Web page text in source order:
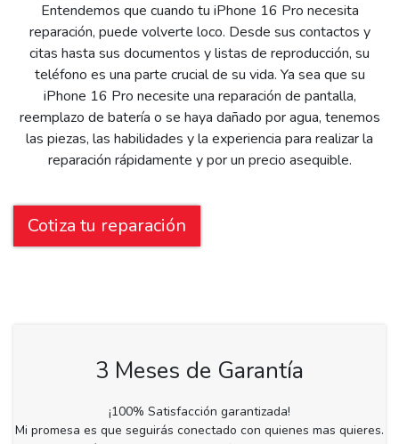
Entendemos que cuando tu iPhone 16 Pro necesita
reparación, puede volverte loco. Desde sus contactos y
citas hasta sus documentos y listas de reproducción, su
teléfono es una parte crucial de su vida. Ya sea que su
iPhone 16 Pro necesite una reparación de pantalla,
reemplazo de batería o se haya dañado por agua, tenemos
las piezas, las habilidades y la experiencia para realizar la
reparación rápidamente y por un precio asequible.
Cotiza tu reparación
3 Meses de Garantía
¡100% Satisfacción garantizada!
Mi promesa es que seguirás conectado con quienes mas quieres.